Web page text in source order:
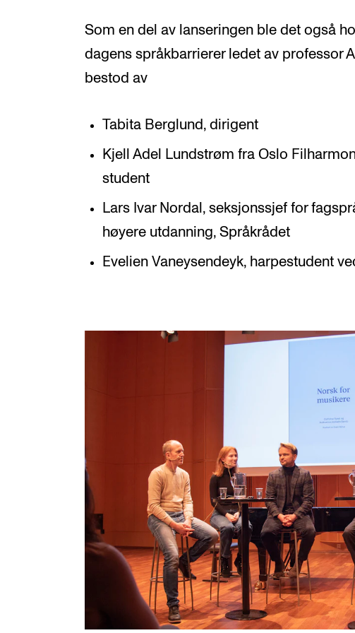
Som en del av lanseringen ble det også
dagens språkbarrierer ledet av professor
bestod av
Tabita Berglund, dirigent
Kjell Adel Lundstrøm fra Oslo
student
Lars Ivar Nordal, seksjonssjef for
høyere utdanning, Språkrådet
Evelien Vaneysendeyk, harpestudent